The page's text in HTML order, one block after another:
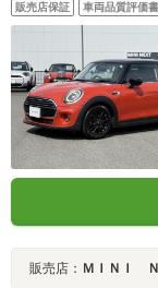
販売店保証 車両品質評価
販売店： ＭＩＮＩ